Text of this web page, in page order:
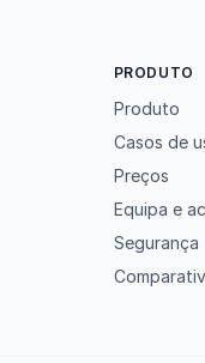
PRODUTO
Produto
Casos de
Preços
Equipa e
Segurança